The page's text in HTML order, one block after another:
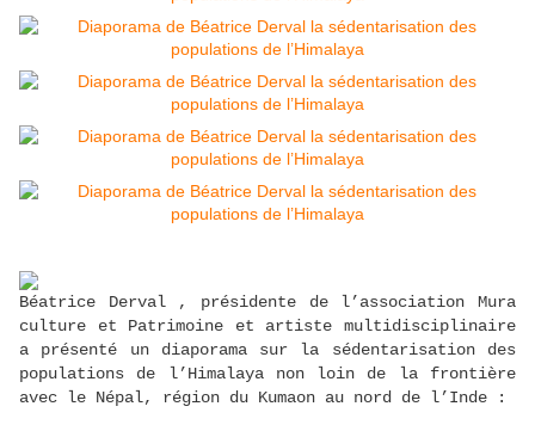
Béatrice Derval , présidente de l’association Mura
culture et Patrimoine et artiste multidisciplinaire
a présenté un diaporama sur la sédentarisation des
populations de l’Himalaya non loin de la frontière
avec le Népal, région du Kumaon au nord de l’Inde :